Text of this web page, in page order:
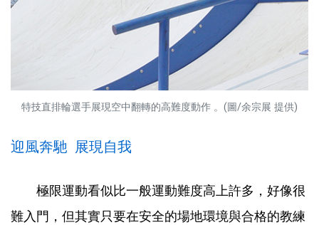
特技直排輪選手展現空中翻轉的高難度動作 。(圖/余宗展 提供)
迎風奔馳 展現自我
極限運動看似比一般運動難度高上許多，好像很
難入門，但其實只要在安全的場地環境與合格的教練